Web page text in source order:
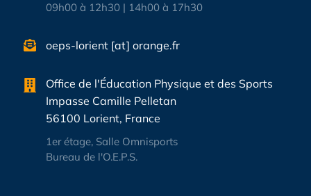
09h00 à 12h30 | 14h00 à 17h30
oeps-lorient [at] orange.fr
Office de l'Éducation Physique et des Sports
Impasse Camille Pelletan
56100 Lorient, France
1er étage, Salle Omnisports
Bureau de l'O.E.P.S.